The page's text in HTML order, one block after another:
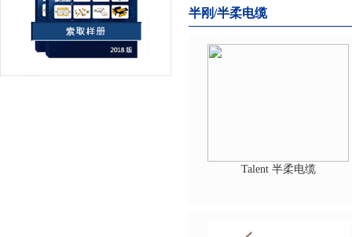
半刚/半柔电缆
Talent 半柔电缆